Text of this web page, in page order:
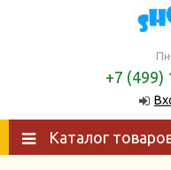
+7 (499)
Каталог